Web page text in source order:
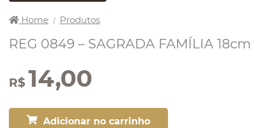
Home / Produtos
REG 0849 – SAGRADA FAMÍLIA 18cm
R$ 14,00
Adicionar no carrinho